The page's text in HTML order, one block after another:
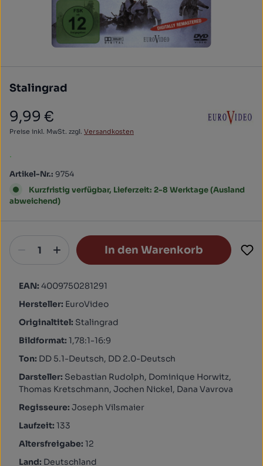
Stalingrad
Regulärer Preis:
9,99 €
Preise inkl. MwSt. zzgl. Versandkosten
.
Artikel-Nr.: 9754
Kurzfristig verfügbar, Lieferzeit: 2-8 Werktage (Ausland
abweichend)
In den Warenkorb
EAN: 4009750281291
Hersteller: EuroVideo
Originaltitel: Stalingrad
Bildformat: 1,78:1-16:9
Ton: DD 5.1-Deutsch, DD 2.0-Deutsch
Darsteller: Sebastian Rudolph, Dominique Horwitz,
Thomas Kretschmann, Jochen Nickel, Dana Vavrova
Regisseure: Joseph Vilsmaier
Laufzeit: 133
Altersfreigabe: 12
Land: Deutschland